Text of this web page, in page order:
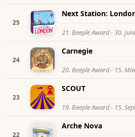
25
Next Station:
21. Beeple Award - 30.
24
Carnegie
20. Beeple Award - 15.
23
SCOUT
19. Beeple Award - 15.
22
Arche Nova